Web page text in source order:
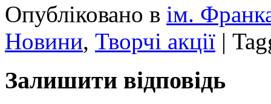
Опубліковано в ім.
Новини, Творчі акції |
Залишити відповідь